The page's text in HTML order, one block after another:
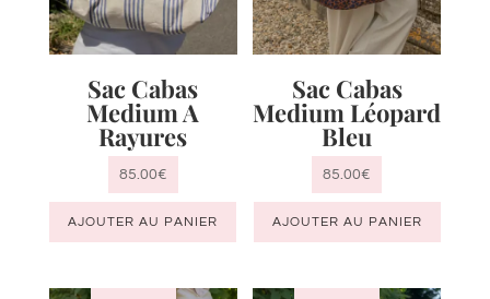
Sac Cabas
Medium A
Rayures
85.00€
AJOUTER AU PANIER
Sac Cabas
Medium Léopard
Bleu
85.00€
AJOUTER AU PANIER